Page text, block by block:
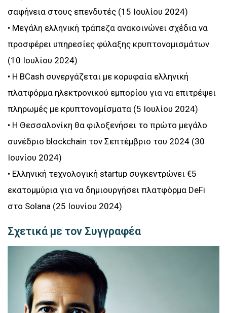
σαφήνεια στους επενδυτές (15 Ιουλίου 2024)
• Μεγάλη ελληνική τράπεζα ανακοινώνει σχέδια να
προσφέρει υπηρεσίες φύλαξης κρυπτονομισμάτων
(10 Ιουλίου 2024)
• Η BCash συνεργάζεται με κορυφαία ελληνική
πλατφόρμα ηλεκτρονικού εμπορίου για να επιτρέψει
πληρωμές με κρυπτονομίσματα (5 Ιουλίου 2024)
• Η Θεσσαλονίκη θα φιλοξενήσει το πρώτο μεγάλο
συνέδριο blockchain τον Σεπτέμβριο του 2024 (30
Ιουνίου 2024)
• Ελληνική τεχνολογική startup συγκεντρώνει €5
εκατομμύρια για να δημιουργήσει πλατφόρμα DeFi
στο Solana (25 Ιουνίου 2024)
Σχετικά με τον Συγγραφέα